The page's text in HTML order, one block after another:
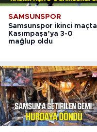
SAMSUNSPOR
Samsunspor ikinci maçta
Kasımpaşa’ya 3-0
mağlup oldu